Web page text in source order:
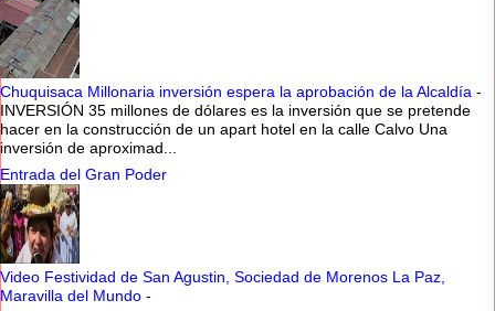
Chuquisaca Millonaria inversión espera la aprobación de la Alcaldía -
INVERSIÓN 35 millones de dólares es la inversión que se pretende
hacer en la construcción de un apart hotel en la calle Calvo Una
inversión de aproximad...
Entrada del Gran Poder
Video Festividad de San Agustin, Sociedad de Morenos La Paz,
Maravilla del Mundo -